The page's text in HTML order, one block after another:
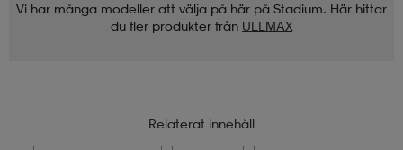
Vi har många modeller att välja på här på Stadium. Här hittar
du fler produkter från ULLMAX
Relaterat innehåll